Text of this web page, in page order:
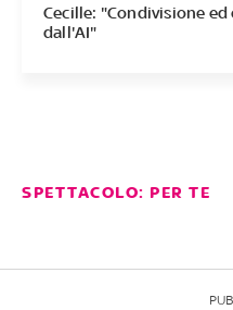
Cecille: "Condivisione
dall'AI"
SPETTACOLO: PER TE